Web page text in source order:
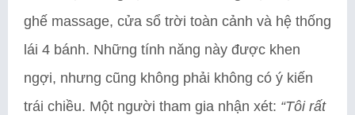
ghế massage, cửa sổ trời toàn cảnh và hệ thống
lái 4 bánh. Những tính năng này được khen
ngợi, nhưng cũng không phải không có ý kiến
trái chiều. Một người tham gia nhận xét: “Tôi rất